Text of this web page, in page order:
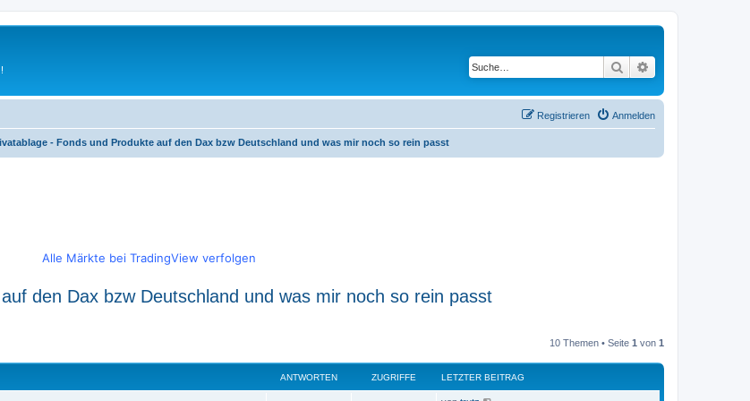
Suche
Anmelden
Registrieren
- Fonds und Produkte auf den Dax bzw Deutschland und was mir noch so rein passt
Alle Märkte bei TradingView verfolgen
den Dax bzw Deutschland und was mir noch so rein passt
10 Themen • Seite 1 von 1
ANTWORTEN ZUGRIFFE LETZTER BEITRAG